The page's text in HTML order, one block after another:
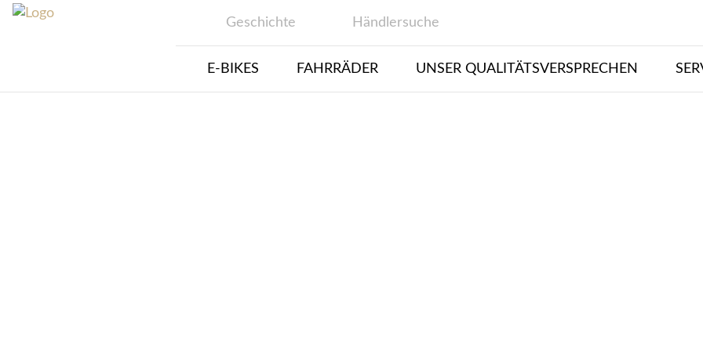
Geschichte Händlersuche
E-BIKES FAHRRÄDER UNSER QUALITÄTSVERSPRECHEN